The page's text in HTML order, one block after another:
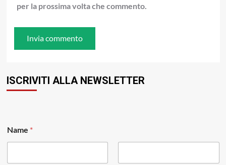
per la prossima volta che commento.
ISCRIVITI ALLA NEWSLETTER
Name *